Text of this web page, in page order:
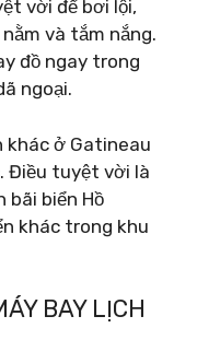
vời để bơi lội,
và tắm nắng.
đồ ngay trong
ngoại.
khác ở Gatineau
Điều tuyệt vời là
bãi biển Hồ
khác trong khu
BAY LỊCH